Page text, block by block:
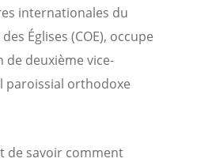
internationales du
Églises (COE), occupe
de deuxième vice-
paroissial orthodoxe
de savoir comment